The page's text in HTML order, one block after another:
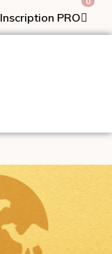
Inscription PRO